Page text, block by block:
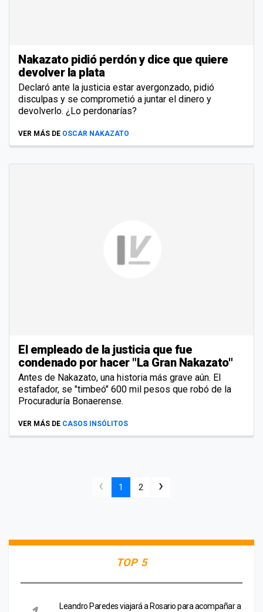
Nakazato pidió perdón y dice que quiere
devolver la plata
Declaró ante la justicia estar avergonzado, pidió
disculpas y se comprometió a juntar el dinero y
devolverlo. ¿Lo perdonarías?
VER MÁS DE OSCAR NAKAZATO
El empleado de la justicia que fue
condenado por hacer "La Gran Nakazato"
Antes de Nakazato, una historia más grave aún. El
estafador, se "timbeó" 600 mil pesos que robó de la
Procuraduría Bonaerense.
VER MÁS DE CASOS INSÓLITOS
‹ 1 2 ›
TOP 5
Leandro Paredes viajará a Rosario para acompañar a